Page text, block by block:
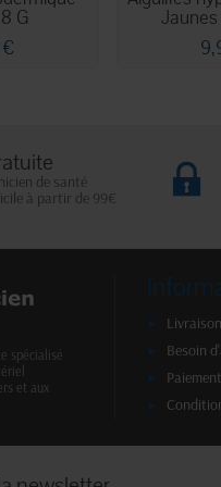
G
Jaunes
de santé
à partir de 99€
spécialisé
et aux
Besoin